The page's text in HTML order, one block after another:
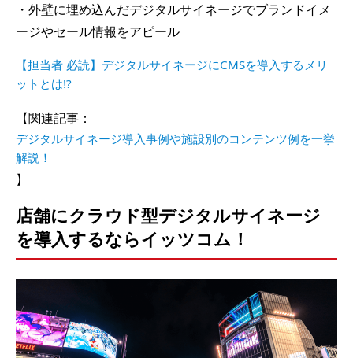
・外壁に埋め込んだデジタルサイネージでブランドイメ
ージやセール情報をアピール
【担当者 必読】デジタルサイネージにCMSを導入するメリ
ットとは!?
【関連記事：
デジタルサイネージ導入事例や施設別のコンテンツ例を一挙
解説！
】
店舗にクラウド型デジタルサイネージ
を導入するならイッツコム！